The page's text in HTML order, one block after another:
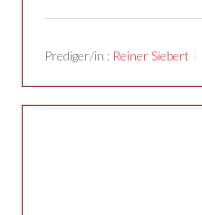
Prediger/in : Reiner Siebert